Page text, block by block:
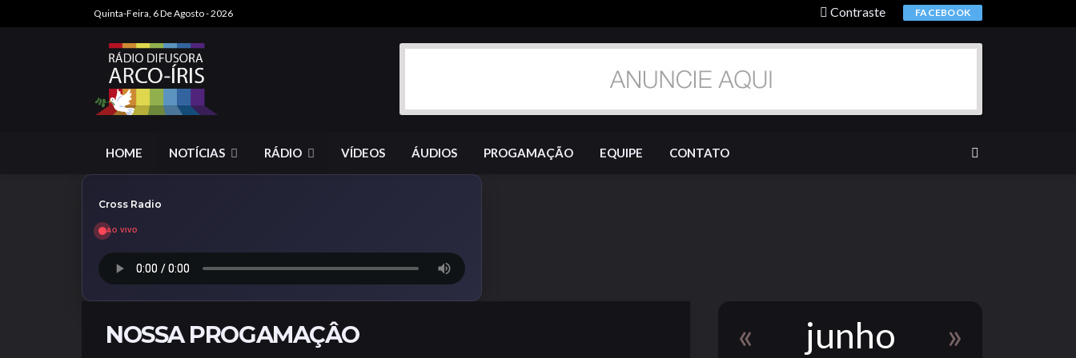
Quinta-Feira, 6 De Agosto - 2026 Contraste FACEBOOK
HOME NOTÍCIAS RÁDIO VÍDEOS ÁUDIOS PROGAMAÇÃO EQUIPE CONTATO
Cross Radio
AO VIVO
NOSSA PROGAMAÇÂO « junho »